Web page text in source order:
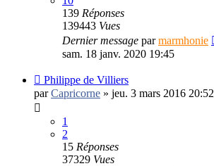
139 Réponses
139443 Vues
Dernier message parmarmhonie
sam. 18 janv. 2020 19:45
Philippe de Villiers
parCapricorne » jeu. 3 mars 2016 20:52
1
2
15 Réponses
37329 Vues